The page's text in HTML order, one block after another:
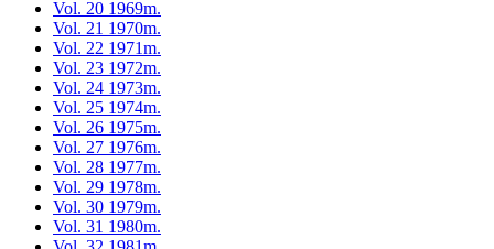
Vol. 20 1969m.
Vol. 21 1970m.
Vol. 22 1971m.
Vol. 23 1972m.
Vol. 24 1973m.
Vol. 25 1974m.
Vol. 26 1975m.
Vol. 27 1976m.
Vol. 28 1977m.
Vol. 29 1978m.
Vol. 30 1979m.
Vol. 31 1980m.